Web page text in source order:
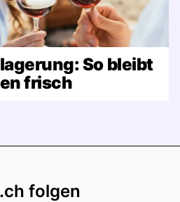
So bleibt
frisch
folgen